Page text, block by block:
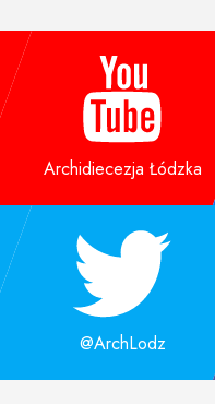
Archidiecezja Łódzka
@ArchLodz